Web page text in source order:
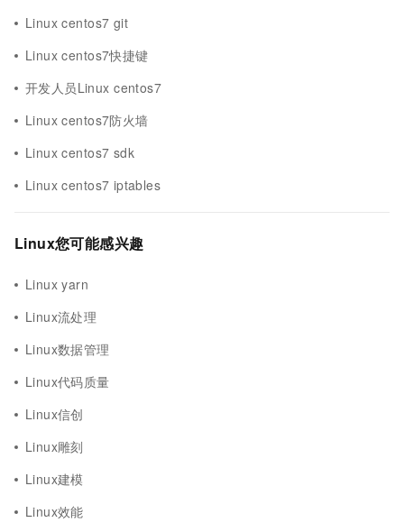
Linux centos7 git
Linux centos7快捷键
开发人员Linux centos7
Linux centos7防火墙
Linux centos7 sdk
Linux centos7 iptables
Linux您可能感兴趣
Linux yarn
Linux流处理
Linux数据管理
Linux代码质量
Linux信创
Linux雕刻
Linux建模
Linux效能